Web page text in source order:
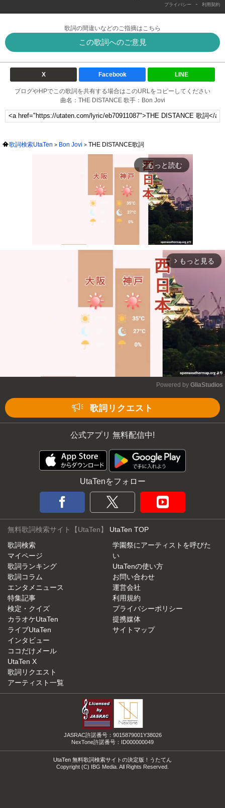
プライバシー - 利用契約
歌詞の間違いなどのご指摘はこちら
この歌詞へのご意見
X Facebook LINE
ブログやHPでこの歌詞を共有する場合はこのURLをコピーしてください
曲名：THE DISTANCE 歌手：Bon Jovi
歌詞検索UtaTen Bon Jovi THE DISTANCE歌詞
arrow_forward_ios もっと読む
Mute
arrow_forward_ios もっと見る
Powered by GliaStudios
歌詞リクエスト
公式アプリ 無料配信中!
UtaTenをフォロー
無料歌詞検索サイト【UtaTen】 UtaTen TOP
歌詞検索
マイページ
歌詞ランキング
歌詞コラム
エンタメニュース
特集記事
検定・クイズ
カラオケUtaTen
ライブUtaTen
インタビュー
ココだけメール
UtaTen X
歌詞リクエスト
アーティスト一覧
学園祭にアーティストを呼びた
い
UtaTenの使い方
お問い合わせ
運営会社
利用規約
プライバシーポリシー
提携媒体
サイトマップ
JASRAC許諾番号：9015879001Y38026
NexTone許諾番号：ID000000049
UtaTen 無料歌詞検索サイトの決定版！うたてん
Copyright (C) IBG Media. All Rights Reserved.